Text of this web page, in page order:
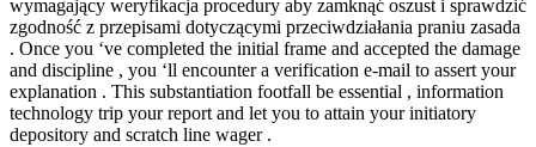
wymagający weryfikacja procedury aby zamknąć oszust i sprawdzić
zgodność z przepisami dotyczącymi przeciwdziałania praniu zasada
. Once you ‘ve completed the initial frame and accepted the damage
and discipline , you ‘ll encounter a verification e-mail to assert your
explanation . This substantiation footfall be essential , information
technology trip your report and let you to attain your initiatory
depository and scratch line wager .